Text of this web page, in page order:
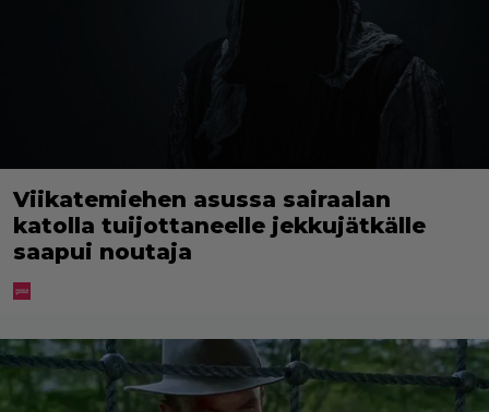
Viikatemiehen asussa sairaalan
katolla tuijottaneelle jekkujätkälle
saapui noutaja